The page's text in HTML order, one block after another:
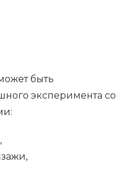
быть
эксперимента со